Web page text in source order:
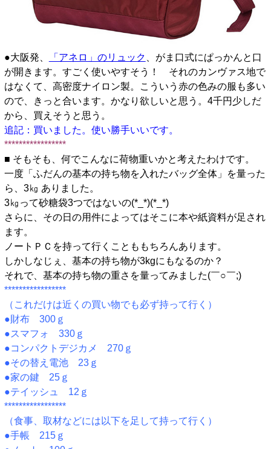
●大阪発、 「アネロ」のリュック
、がま口式にぱっかんと口
が開きます。すごく使いやすそう！ それのカンヴァス地で
はなくて、高密度ナイロン製。こういう赤の色みの服も多い
ので、きっと合います。かなり欲しいと思う。4千円少しだ
から、買えそうと思う。
追記：買いました。使い勝手いいです。
*****************
■ そもそも、何でこんなに荷物重いかと考えたわけです。
一度「ふだんの基本の持ち物を入れたバッグ全体」を量った
ら、3㎏ ありました。
3㎏って砂糖袋3つではないの(*_*)(*_*)
さらに、その日の用件によってはそこに本や紙資料が足され
ます。
ノートＰＣを持って行くことももちろんあります。
しかしなじぇ、基本の持ち物が3kgにもなるのか？
それで、基本の持ち物の重さを量ってみました(￣○￣;)
*****************
（これだけは近くの買い物でも必ず持って行く）
●財布 300ｇ
●スマフォ 330ｇ
●コンパクトデジカメ 270ｇ
●その替え電池 23ｇ
●家の鍵 25ｇ
●テイッシュ 12ｇ
*****************
（食事、取材などには以下を足して持って行く）
●手帳 215ｇ